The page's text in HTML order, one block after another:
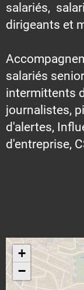
salariés,
dirigeants et
salariés
intermittents
journalistes,
d'alertes,
d'entreprise,
+
−